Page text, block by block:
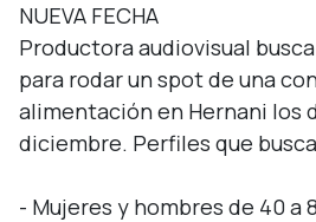
NUEVA FECHA
Productora audiovisual
para rodar un spot de una
alimentación en Hernani los
diciembre. Perfiles que
- Mujeres y hombres de 40 a